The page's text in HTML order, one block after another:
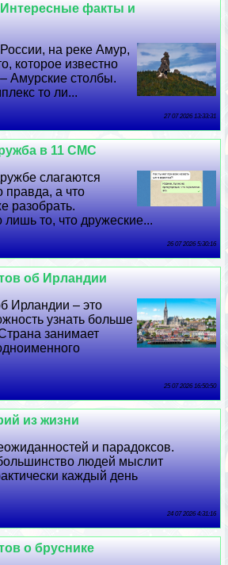
факты и
на реке Амур,
которое известно
Амурские столбы.
то ли...
27 07 2026 13:33:31
в 11 СМС
слагаются
правда, а что
разобрать.
лишь то, что дружеские...
26 07 2026 5:30:16
об Ирландии
Ирландии – это
узнать больше
занимает
25 07 2026 16:50:50
из жизни
и парадоксов.
людей мыслит
каждый день
24 07 2026 4:31:16
о бруснике